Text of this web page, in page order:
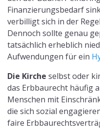
Finanzierungsbedarf
verbilligt sich in der
Dennoch sollte genau
tatsächlich erheblich
Aufwendungen für ein
Die Kirche selbst oder
das Erbbaurecht häufig
Menschen mit
die sich sozial
faire